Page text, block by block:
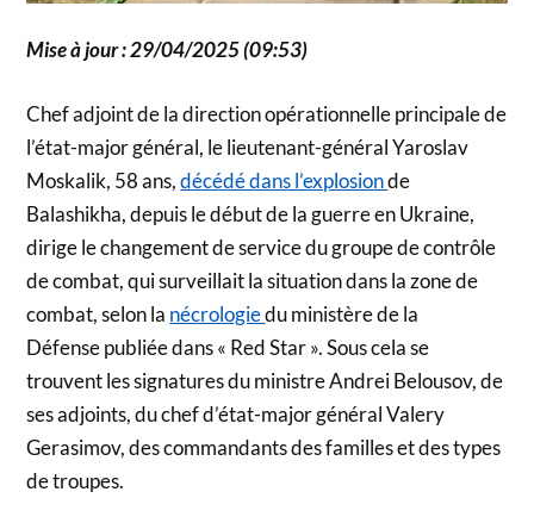
Mise à jour : 29/04/2025 (09:53)
Chef adjoint de la direction opérationnelle principale de
l’état-major général, le lieutenant-général Yaroslav
Moskalik, 58 ans,décédé dans l’explosionde
Balashikha, depuis le début de la guerre en Ukraine,
dirige le changement de service du groupe de contrôle
de combat, qui surveillait la situation dans la zone de
combat, selon la nécrologiedu ministère de la
Défense publiée dans « Red Star ». Sous cela se
trouvent les signatures du ministre Andrei Belousov, de
ses adjoints, du chef d’état-major général Valery
Gerasimov, des commandants des familles et des types
de troupes.